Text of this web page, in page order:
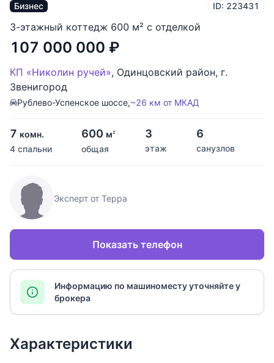
Бизнес ID: 223431
3-этажный коттедж 600 м² с отделкой
107 000 000 ₽
КП «Николин ручей», Одинцовский район, г.
Звенигород
Рублево-Успенское шоссе,~26 км от МКАД
7 комн.
4 спальни
600 м2
общая
3
этаж
6
санузлов
Эксперт от Терра
Показать телефон
Информацию по машиноместу уточняйте у
брокера
Характеристики